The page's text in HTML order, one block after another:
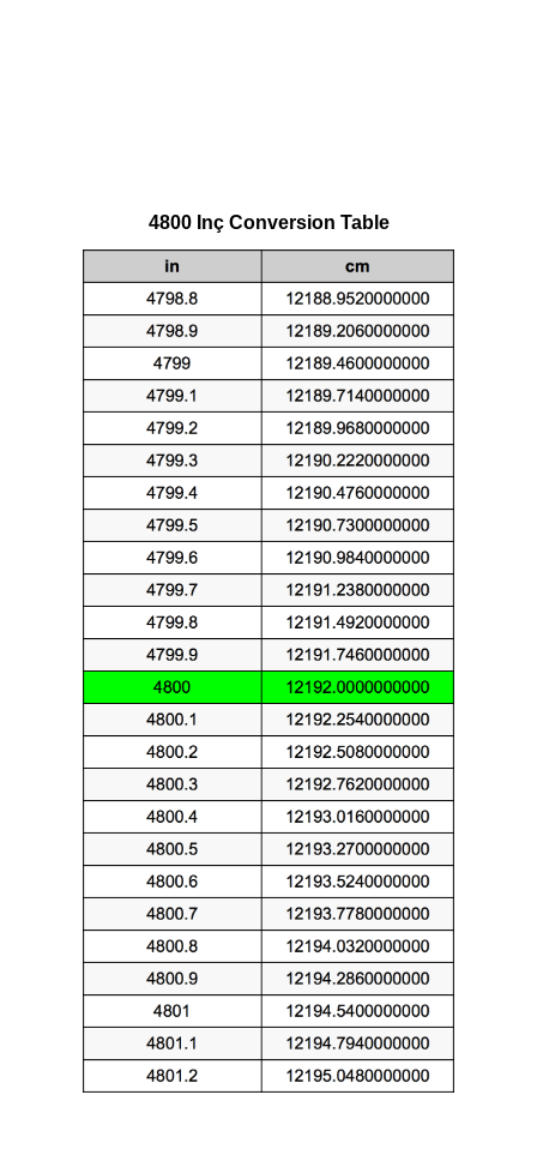
4800 Inç Conversion Table